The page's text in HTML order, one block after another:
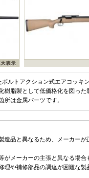
ルトアクション式エアコッキン
樹脂製として低価格化を図った
は金属パーツです。
造品と異なるため、メーカー
メーカーの主張と異なる場合
理や補修部品の調達が困難な製